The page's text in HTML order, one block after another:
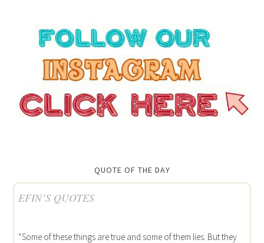
QUOTE OF THE DAY
EFIN’S QUOTES
“Some of these things are true and some of them lies. But they